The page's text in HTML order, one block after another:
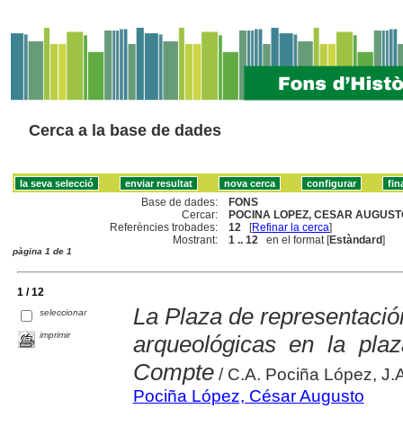
Cerca a la base de dades
Base de dades:
FONS
Cercar:
POCINA LOPEZ, CESAR
Referències trobades:
12 [Refinar la cerca]
Mostrant:
1 .. 12 en el format [Estàndard]
pàgina 1 de 1
1 / 12
seleccionar
imprimir
La Plaza de
arqueológicas en la
Compte/ C.A. Pociña López,
Pociña López, César Augusto